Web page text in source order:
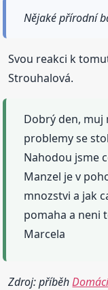
Nějaké přírodní
Svou reakci k
Strouhalová.
Dobrý den, muj
problemy se
Nahodou jsme
Manzel je v
mnozstvi a jak
pomaha a neni
Marcela
Zdroj: příběh